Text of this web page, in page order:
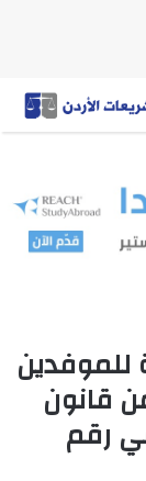
للموفدين
المادة (16) من قانون
رقم